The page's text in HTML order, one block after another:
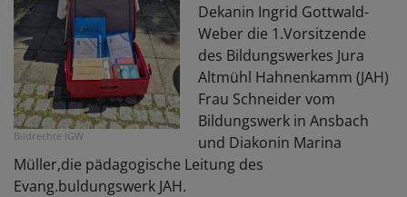
Bildrechte IGW
Dekanin Ingrid Gottwald-
Weber die 1.Vorsitzende
des Bildungswerkes Jura
Altmühl Hahnenkamm (JAH)
Frau Schneider vom
Bildungswerk in Ansbach
und Diakonin Marina
Müller,die pädagogische Leitung des
Evang.buldungswerk JAH.